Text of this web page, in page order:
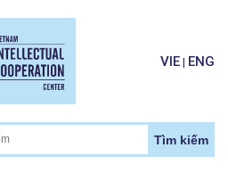
Tìm kiếm
VIE| ENG